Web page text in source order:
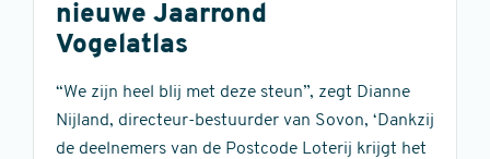
nieuwe Jaarrond
Vogelatlas
“We zijn heel blij met deze steun”, zegt Dianne
Nijland, directeur-bestuurder van Sovon, ‘Dankzij
de deelnemers van de Postcode Loterij krijgt het